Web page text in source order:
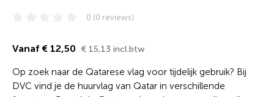
0 (0 reviews)
Vanaf € 12,50 € 15,13 incl.btw
Op zoek naar de Qatarese vlag voor tijdelijk gebruik? Bij
DVC vind je de huurvlag van Qatar in verschillende